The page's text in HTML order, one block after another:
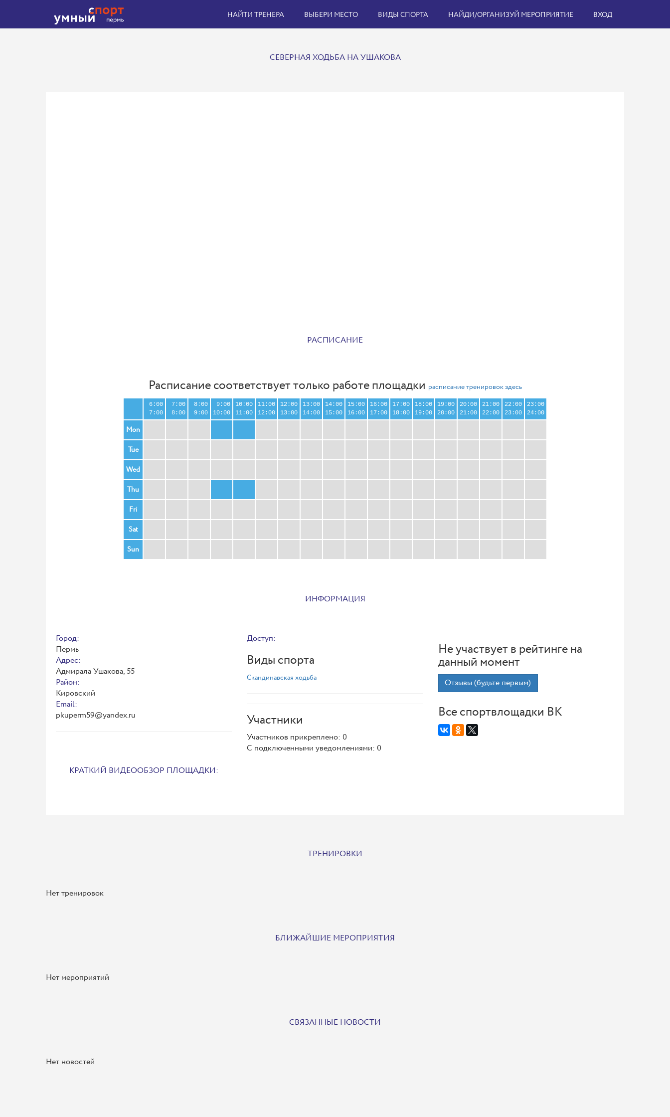
НАЙТИ ТРЕНЕРА ВЫБЕРИ МЕСТО ВИДЫ СПОРТА НАЙДИ/ОРГАНИЗУЙ МЕРОПРИЯТИЕ ВХОД
СЕВЕРНАЯ ХОДЬБА НА УШАКОВА
РАСПИСАНИЕ
Расписание соответствует только работе площадки расписание тренировок здесь
6:00
7:00
7:00
8:00
8:00
9:00
9:00
10:00
10:00
11:00
11:00
12:00
12:00
13:00
13:00
14:00
14:00
15:00
15:00
16:00
16:00
17:00
17:00
18:00
18:00
19:00
19:00
20:00
20:00
21:00
21:00
22:00
22:00
23:00
23:00
24:00
Mon
Tue
Wed
Thu
Fri
Sat
Sun
ИНФОРМАЦИЯ
Город:
Пермь
Адрес:
Адмирала Ушакова, 55
Район:
Кировский
Email:
pkuperm59@yandex.ru
КРАТКИЙ ВИДЕООБЗОР ПЛОЩАДКИ:
Доступ:
Виды спорта
Скандинавская ходьба
Участники
Участников прикреплено: 0
С подключенными уведомлениями: 0
Не участвует в рейтинге на
данный момент
Отзывы (будьте первым)
Все спортвлощадки ВК
ТРЕНИРОВКИ
Нет тренировок
БЛИЖАЙШИЕ МЕРОПРИЯТИЯ
Нет мероприятий
СВЯЗАННЫЕ НОВОСТИ
Нет новостей